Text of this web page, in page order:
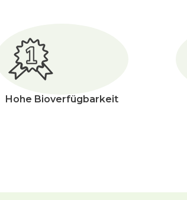
Hohe Bioverfügbarkeit